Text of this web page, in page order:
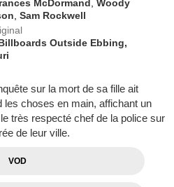
McDormand,Woody
,Sam Rockwell
Outside Ebbing,
sur la mort de sa fille ait
choses en main, affichant un
très respecté chef de la police sur
de leur ville.
VOD